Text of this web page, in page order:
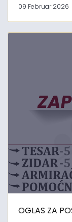
09 Februar 2026
OGLAS ZA